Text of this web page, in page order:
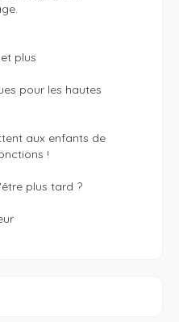
plus
pour les hautes
aux enfants de
!
plus tard ?